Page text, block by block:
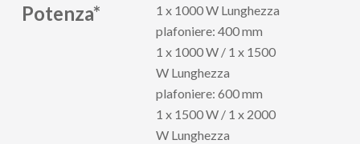
Potenza*
1 x 1000 W Lunghezza
plafoniere: 400 mm
1 x 1000 W / 1 x 1500
W Lunghezza
plafoniere: 600 mm
1 x 1500 W / 1 x 2000
W Lunghezza